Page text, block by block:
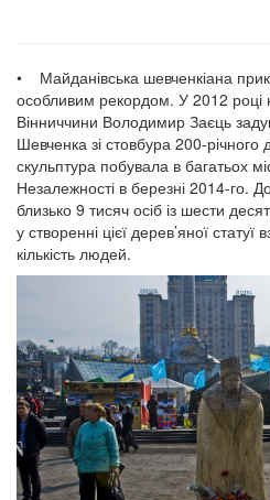
• Майданівська шевченкіана
особливим рекордом. У 2012 році
Вінниччини Володимир Заєць
Шевченка зі стовбура 200-річного
скульптура побувала в багатьох
Незалежності в березні 2014-го.
близько 9 тисяч осіб із шести
у створенні цієї дерев’яної
кількість людей.